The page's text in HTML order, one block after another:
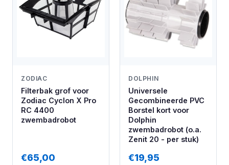
ZODIAC
Filterbak grof voor
Zodiac Cyclon X Pro
RC 4400
zwembadrobot
€65,00
DOLPHIN
Universele
Gecombineerde PVC
Borstel kort voor
Dolphin
zwembadrobot (o.a.
Zenit 20 - per stuk)
€19,95